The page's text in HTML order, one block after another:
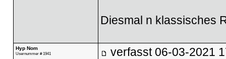
Diesmal n klassisches
Hyp Nom
Usernummer # 1941 verfasst 06-03-2021